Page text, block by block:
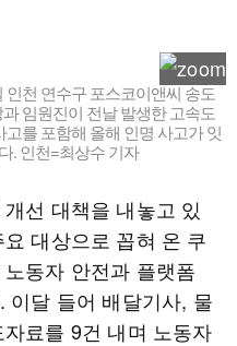
인천 연수구 포스코이앤씨 송도
임원진이 전날 발생한 고속도
를 포함해 올해 인명 사고가 잇
. 인천=최상수 기자
선 대책을 내놓고 있
대상으로 꼽혀 온 쿠
동자 안전과 플랫폼
이달 들어 배달기사, 물
료를 9건 내며 노동자